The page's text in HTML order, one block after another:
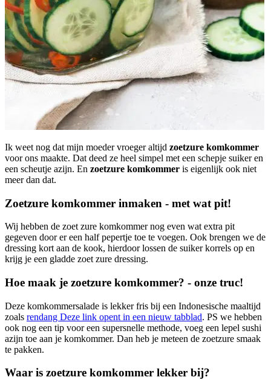
Ik weet nog dat mijn moeder vroeger altijd zoetzure komkommer
voor ons maakte. Dat deed ze heel simpel met een schepje suiker en
een scheutje azijn. En zoetzure komkommer is eigenlijk ook niet
meer dan dat.
Zoetzure komkommer inmaken - met wat pit!
Wij hebben de zoet zure komkommer nog even wat extra pit
gegeven door er een half pepertje toe te voegen. Ook brengen we de
dressing kort aan de kook, hierdoor lossen de suiker korrels op en
krijg je een gladde zoet zure dressing.
Hoe maak je zoetzure komkommer? - onze truc!
Deze komkommersalade is lekker fris bij een Indonesische maaltijd
zoals rendang Deze link opent in een nieuw tabblad. PS we hebben
ook nog een tip voor een supersnelle methode, voeg een lepel sushi
azijn toe aan je komkommer. Dan heb je meteen de zoetzure smaak
te pakken.
Waar is zoetzure komkommer lekker bij?